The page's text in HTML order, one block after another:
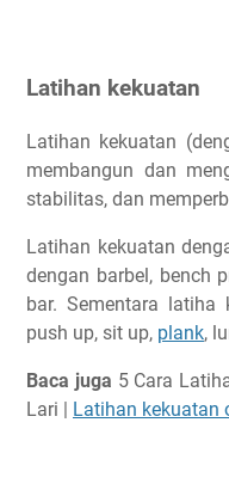
Latihan kekuatan
Latihan kekuatan
membangun dan
stabilitas, dan
Latihan kekuatan
dengan barbel, bench
bar. Sementara
push up, sit up, plank,
Baca juga 5 Cara
Lari |
Latihan kekuatan